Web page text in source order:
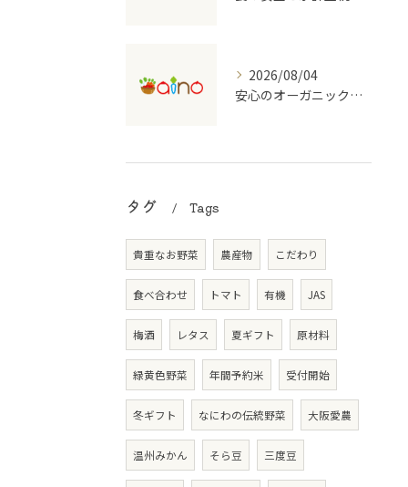
2026/08/04
安心のオーガニック食品を支える宅配のしくみ
タグ Tags
貴重なお野菜 農産物 こだわり
食べ合わせ トマト 有機 JAS
梅酒 レタス 夏ギフト 原材料
緑黄色野菜 年間予約米 受付開始
冬ギフト なにわの伝統野菜 大阪愛農
温州みかん そら豆 三度豆